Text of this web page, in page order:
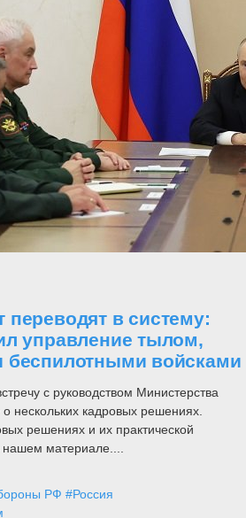
в систему:
управление тылом,
беспилотными войсками
с руководством Министерства
нескольких кадровых решениях.
решениях и их практической
материале....
РФ #Россия